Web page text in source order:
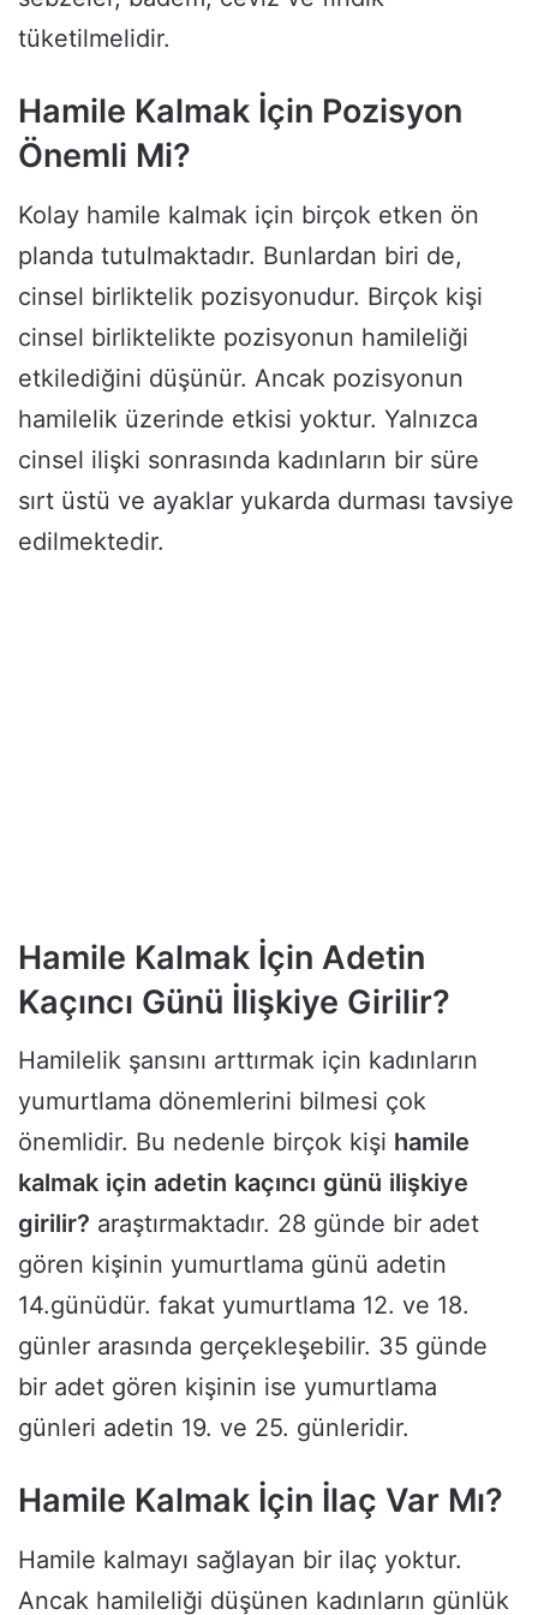
tüketilmelidir.
Hamile Kalmak İçin Pozisyon
Önemli Mi?
Kolay hamile kalmak için birçok etken ön
planda tutulmaktadır. Bunlardan biri de,
cinsel birliktelik pozisyonudur. Birçok kişi
cinsel birliktelikte pozisyonun hamileliği
etkilediğini düşünür. Ancak pozisyonun
hamilelik üzerinde etkisi yoktur. Yalnızca
cinsel ilişki sonrasında kadınların bir süre
sırt üstü ve ayaklar yukarda durması tavsiye
edilmektedir.
Hamile Kalmak İçin Adetin
Kaçıncı Günü İlişkiye Girilir?
Hamilelik şansını arttırmak için kadınların
yumurtlama dönemlerini bilmesi çok
önemlidir. Bu nedenle birçok kişi hamile
kalmak için adetin kaçıncı günü ilişkiye
girilir? araştırmaktadır. 28 günde bir adet
gören kişinin yumurtlama günü adetin
14.günüdür. fakat yumurtlama 12. ve 18.
günler arasında gerçekleşebilir. 35 günde
bir adet gören kişinin ise yumurtlama
günleri adetin 19. ve 25. günleridir.
Hamile Kalmak İçin İlaç Var Mı?
Hamile kalmayı sağlayan bir ilaç yoktur.
Ancak hamileliği düşünen kadınların günlük